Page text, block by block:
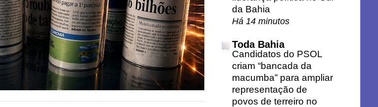
da Bahia
Há 14 minutos
Toda Bahia
Candidatos do PSOL
criam “bancada da
macumba” para ampliar
representação de
povos de terreiro no